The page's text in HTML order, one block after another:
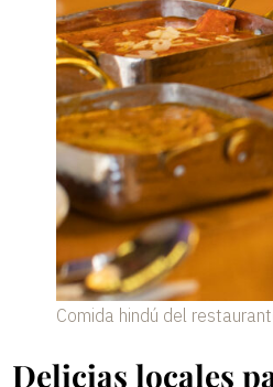
Comida hindú del
Delicias locales